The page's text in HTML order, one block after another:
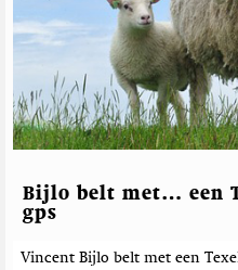
o
w
i
t
t
r
b
e
Bijlo belt met… een
gps
Vincent Bijlo belt met een